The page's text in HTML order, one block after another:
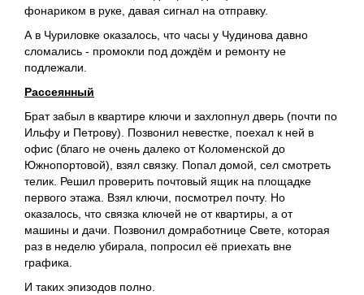
фонариком в руке, давая сигнал на отправку.
А в Чуриловке оказалось, что часы у Чудинова давно
сломались - промокли под дождём и ремонту не
подлежали.
Рассеянный
Брат забыл в квартире ключи и захлопнул дверь (почти по
Ильфу и Петрову). Позвонил невестке, поехал к ней в
офис (благо не очень далеко от Коломенской до
Южнопортовой), взял связку. Попал домой, сел смотреть
телик. Решил проверить почтовый ящик на площадке
первого этажа. Взял ключи, посмотрел почту. Но
оказалось, что связка ключей не от квартиры, а от
машины и дачи. Позвонил домработнице Свете, которая
раз в неделю убирала, попросил её приехать вне
графика.
И таких эпизодов полно.